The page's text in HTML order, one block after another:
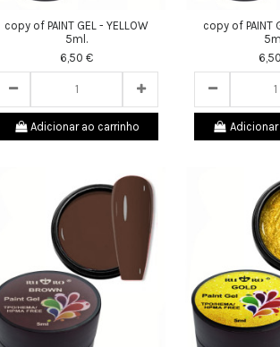
copy of PAINT GEL - YELLOW
5ml.
6,50 €
Adicionar ao carrinho
copy of PAINT